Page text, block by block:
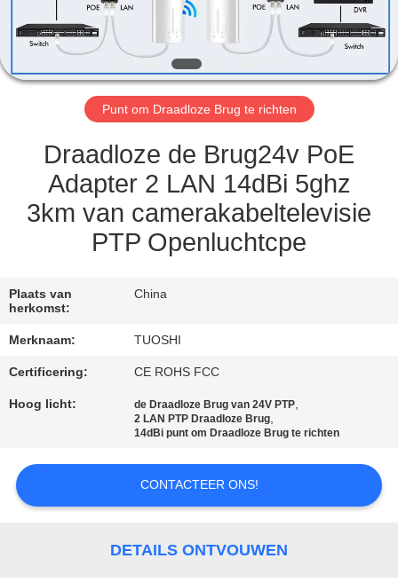
ONS
NIEUWS
GEVALLEN
VERZOEK
OM EEN
CITAAT
VR
SITEMAP
Punt om Draadloze Brug te richten
Draadloze de Brug24v PoE
Adapter 2 LAN 14dBi 5ghz
3km van camerakabeltelevisie
PTP Openluchtcpe
Plaats van
herkomst:
China
Merknaam: TUOSHI
Certificering: CE ROHS FCC
Hoog licht: de Draadloze Brug van 24V PTP,
2 LAN PTP Draadloze Brug,
14dBi punt om Draadloze Brug te richten
CONTACTEER ONS!
DETAILS ONTVOUWEN